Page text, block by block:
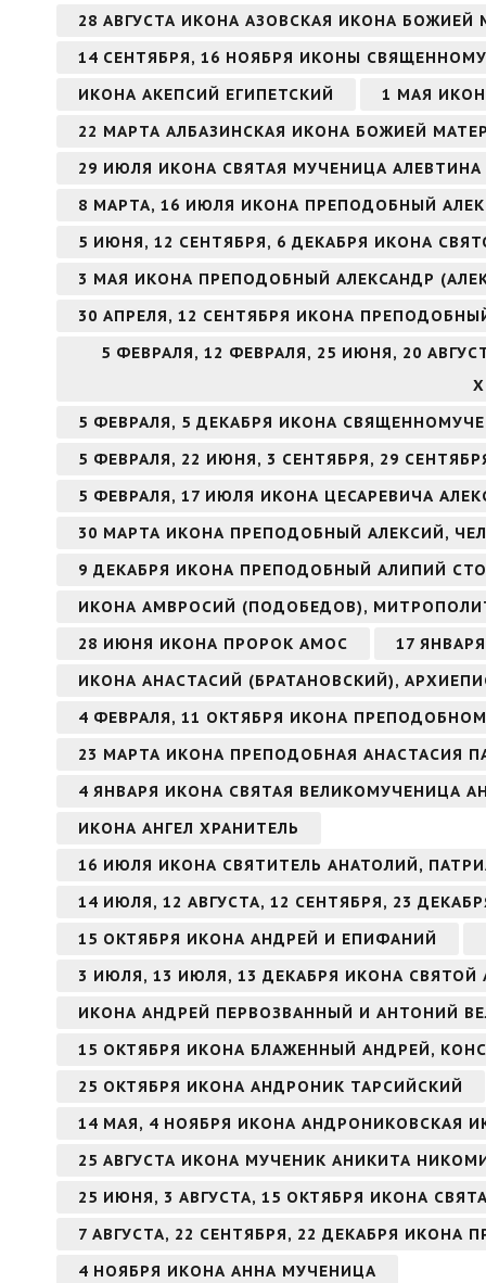
28 АВГУСТА ИКОНА АЗОВСКАЯ ИКОНА БОЖИЕЙ
14 СЕНТЯБРЯ, 16 НОЯБРЯ ИКОНЫ
ИКОНА АКЕПСИЙ ЕГИПЕТСКИЙ
1 МАЯ
22 МАРТА АЛБАЗИНСКАЯ ИКОНА БОЖИЕЙ
29 ИЮЛЯ ИКОНА СВЯТАЯ МУЧЕНИЦА
8 МАРТА, 16 ИЮЛЯ ИКОНА ПРЕПОДОБНЫЙ
5 ИЮНЯ, 12 СЕНТЯБРЯ, 6 ДЕКАБРЯ ИКОНА
3 МАЯ ИКОНА ПРЕПОДОБНЫЙ АЛЕКСАНДР
30 АПРЕЛЯ, 12 СЕНТЯБРЯ ИКОНА
5 ФЕВРАЛЯ, 12 ФЕВРАЛЯ, 25 ИЮНЯ, 20
5 ФЕВРАЛЯ, 5 ДЕКАБРЯ ИКОНА
5 ФЕВРАЛЯ, 22 ИЮНЯ, 3 СЕНТЯБРЯ, 29
5 ФЕВРАЛЯ, 17 ИЮЛЯ ИКОНА ЦЕСАРЕВИЧА
30 МАРТА ИКОНА ПРЕПОДОБНЫЙ АЛЕКСИЙ,
9 ДЕКАБРЯ ИКОНА ПРЕПОДОБНЫЙ АЛИПИЙ
ИКОНА АМВРОСИЙ (ПОДОБЕДОВ),
28 ИЮНЯ ИКОНА ПРОРОК АМОС
17
ИКОНА АНАСТАСИЙ (БРАТАНОВСКИЙ),
4 ФЕВРАЛЯ, 11 ОКТЯБРЯ ИКОНА
23 МАРТА ИКОНА ПРЕПОДОБНАЯ АНАСТАСИЯ
4 ЯНВАРЯ ИКОНА СВЯТАЯ ВЕЛИКОМУЧЕНИЦА
ИКОНА АНГЕЛ ХРАНИТЕЛЬ
16 ИЮЛЯ ИКОНА СВЯТИТЕЛЬ АНАТОЛИЙ,
14 ИЮЛЯ, 12 АВГУСТА, 12 СЕНТЯБРЯ, 23
15 ОКТЯБРЯ ИКОНА АНДРЕЙ И ЕПИФАНИЙ
3 ИЮЛЯ, 13 ИЮЛЯ, 13 ДЕКАБРЯ ИКОНА
ИКОНА АНДРЕЙ ПЕРВОЗВАННЫЙ И АНТОНИЙ
15 ОКТЯБРЯ ИКОНА БЛАЖЕННЫЙ АНДРЕЙ,
25 ОКТЯБРЯ ИКОНА АНДРОНИК ТАРСИЙСКИЙ
14 МАЯ, 4 НОЯБРЯ ИКОНА АНДРОНИКОВСКАЯ
25 АВГУСТА ИКОНА МУЧЕНИК АНИКИТА
25 ИЮНЯ, 3 АВГУСТА, 15 ОКТЯБРЯ ИКОНА
7 АВГУСТА, 22 СЕНТЯБРЯ, 22 ДЕКАБРЯ
4 НОЯБРЯ ИКОНА АННА МУЧЕНИЦА